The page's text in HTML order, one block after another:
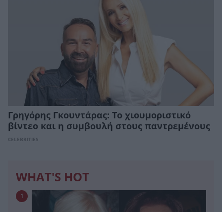
Γρηγόρης Γκουντάρας: Το χιουμοριστικό
βίντεο και η συμβουλή στους παντρεμένους
CELEBRITIES
WHAT'S HOT
1